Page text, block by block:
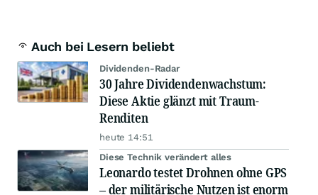
Auch bei Lesern beliebt
Dividenden-Radar
30 Jahre Dividendenwachstum:
Diese Aktie glänzt mit Traum-
Renditen
heute 14:51
Diese Technik verändert alles
Leonardo testet Drohnen ohne GPS
– der militärische Nutzen ist enorm